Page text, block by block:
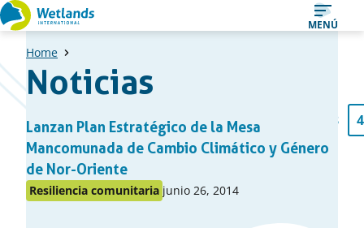
Ir
al
contenido
MENÚ
Home
Noticias
Una
lista
de
noticias
Lanzan Plan Estratégico de la Mesa
Mancomunada de Cambio Climático y Género
de Nor-Oriente
Publicado
Resiliencia comunitaria Publicado
junio 26, 2014
Página
previa
48